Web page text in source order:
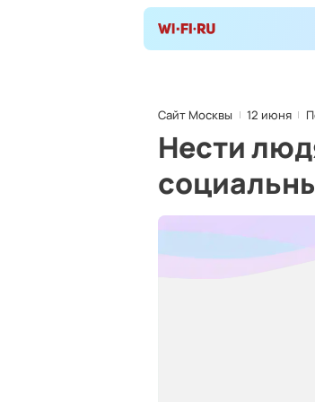
Сайт Москвы 12 июня
Нести